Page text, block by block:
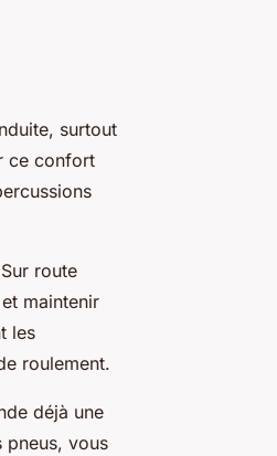
surtout
ce confort
route
maintenir
les
roulement.
déjà une
pneus, vous